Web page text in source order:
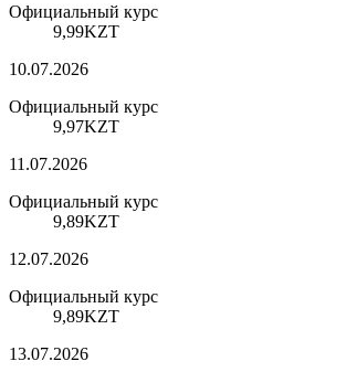
Официальный курс
9,99KZT
10.07.2026
Официальный курс
9,97KZT
11.07.2026
Официальный курс
9,89KZT
12.07.2026
Официальный курс
9,89KZT
13.07.2026